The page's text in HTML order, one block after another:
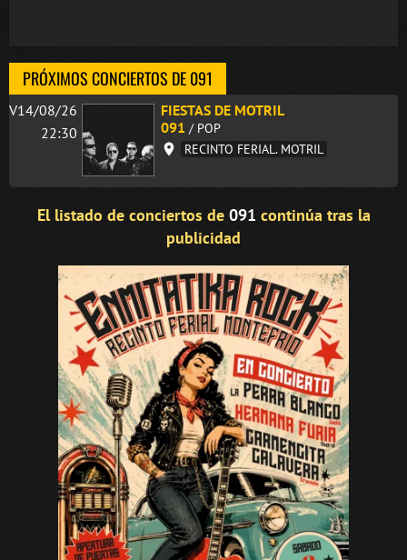
PRÓXIMOS CONCIERTOS DE 091
V14/08/26
22:30
FIESTAS DE MOTRIL
091 / POP
RECINTO FERIAL. MOTRIL
El listado de conciertos de 091 continúa tras la
publicidad